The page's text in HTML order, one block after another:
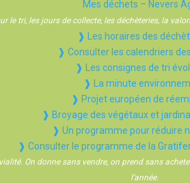
Mes déchets – Nevers
le tri, les jours de collecte, les déchèteries, la
❱ Les horaires des
❱ Consulter les calendriers
❱ Les consignes de tri
❱ La minute
❱ Projet européen de
❱ Broyage des végétaux et
❱ Un programme pour réduire
❱ Consulter le programme de la
On donne sans vendre, on prend sans
l’année.